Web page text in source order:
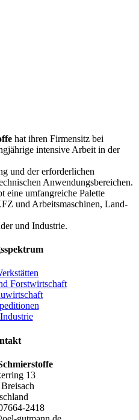
hat ihren Firmensitz bei
intensive Arbeit in der
und der erforderlichen
Anwendungsbereichen.
eine umfangreiche Palette
und Arbeitsmaschinen, Land-
und Industrie.
Forstwirtschaft
Industrie
13
2418